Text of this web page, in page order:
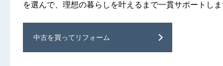
を選んで、理想の暮らしを叶えるまで一貫サポートし
中古を買ってリフォーム